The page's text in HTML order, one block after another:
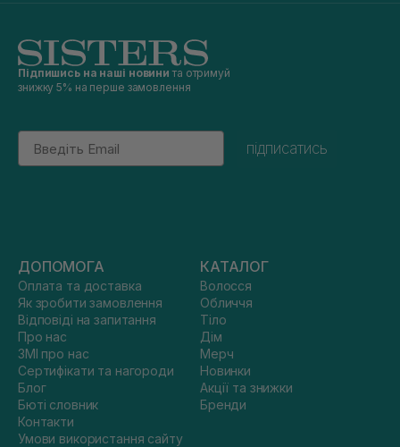
Підпишись на наші новини та отримуй
знижку 5% на перше замовлення
Email
підписатись
ДОПОМОГА
Оплата та доставка
Як зробити замовлення
Відповіді на запитання
Про нас
ЗМІ про нас
Сертифікати та нагороди
Блог
Бюті словник
Контакти
Умови використання сайту
КАТАЛОГ
Волосся
Обличчя
Тіло
Дім
Мерч
Новинки
Акції та знижки
Бренди